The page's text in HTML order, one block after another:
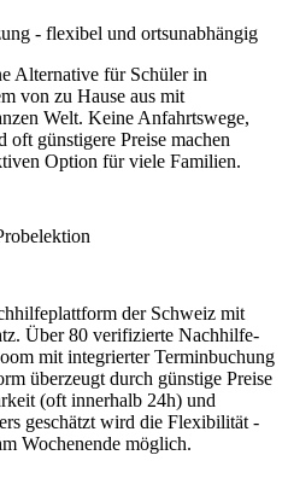
- flexibel und ortsunabhängig
Alternative für Schüler in
von zu Hause aus mit
Welt. Keine Anfahrtswege,
günstigere Preise machen
Option für viele Familien.
der Schweiz mit
Über 80 verifizierte Nachhilfe-
mit integrierter Terminbuchung
überzeugt durch günstige Preise
(oft innerhalb 24h) und
geschätzt wird die Flexibilität -
Wochenende möglich.